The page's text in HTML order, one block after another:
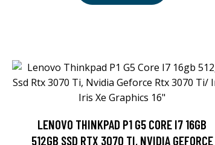
LENOVO THINKPAD P1 G5 CORE I7 16GB
512GB SSD RTX 3070 TI, NVIDIA GEFORCE